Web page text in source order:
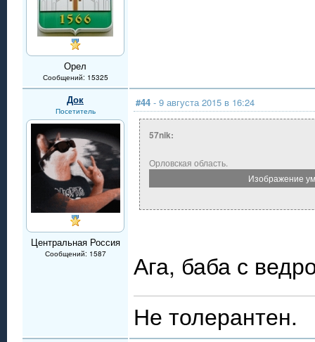
Орел
Сообщений: 15325
Док
Посетитель
Центральная Россия
Сообщений: 1587
#44 - 9 августа 2015 в 16:24
57nik:
Орловская область.
Изображение
Ага, баба с
Не толерантен.